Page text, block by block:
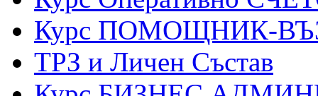
Курс ПОМОЩНИК-
ТРЗ и Личен Състав